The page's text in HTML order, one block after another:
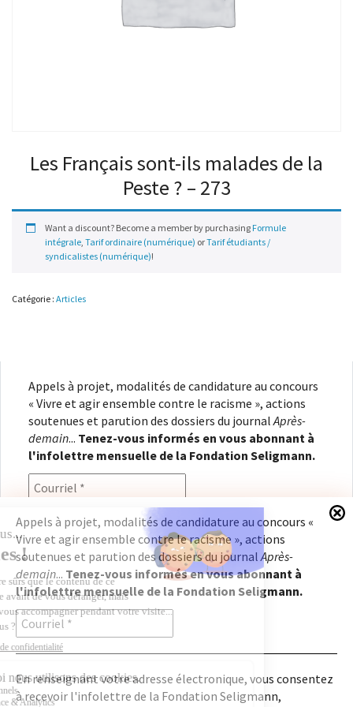
Les Français sont-ils malades de la
Peste ? – 273
Want a discount? Become a member by purchasing Formule
intégrale, Tarif ordinaire (numérique) orTarif étudiants /
syndicalistes (numérique)!
Catégorie : Articles
Appels à projet, modalités de candidature au concours
« Vivre et agir ensemble contre le racisme », actions
soutenues et parution des dossiers du journalAprès-
demain... Tenez-vous informés en vous abonnant à
l'infolettre mensuelle de la Fondation Seligmann.
En renseignant votre adresse électronique, vous
consentez à recevoir l'infolettre de la Fondation
Seligmann, conformément à notrepolitique de
confidentialité. Il vous sera possible de vous
désabonner à tout moment.
Copyright © 2026Fondation Seligmann|Mentions légales|Crédits
Appels à projet, modalités de candidature au concours «
Vivre et agir ensemble contre le racisme », actions
soutenues et parution des dossiers du journalAprès-
demain... Tenez-vous informés en vous abonnant à
l'infolettre mensuelle de la Fondation Seligmann.
En renseignant votre adresse électronique, vous consentez
à recevoir l'infolettre de la Fondation Seligmann,